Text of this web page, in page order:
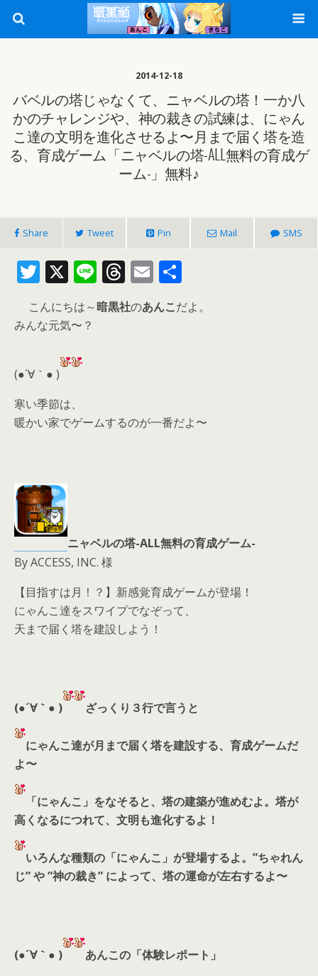
2014-12-18
バベルの塔じゃなくて、ニャベルの塔！一か八
かのチャレンジや、神の裁きの試練は、にゃん
こ達の文明を進化させるよ〜月まで届く塔を造
る、育成ゲーム「ニャベルの塔-ALL無料の育成ゲ
ーム-」無料♪
Share Tweet Pin Mail SMS
T
w
itt
er
X Li
n
e
T
h
re
E
m
ai
有
こんにちは～暗黒社のあんこだよ。
みんな元気〜？
(●´∀｀● )
寒い季節は、
暖かい家でゲームするのが一番だよ〜
ニャベルの塔-ALL無料の育成ゲーム-
By ACCESS, INC. 様
【目指すは月！？】新感覚育成ゲームが登場！
にゃんこ達をスワイプでなぞって、
天まで届く塔を建設しよう！
(●´∀｀● ) ざっくり３行で言うと
にゃんこ達が月まで届く塔を建設する、育成ゲームだ
よ〜
「にゃんこ」をなそると、塔の建築が進めむよ。塔が
高くなるにつれて、文明も進化するよ！
いろんな種類の「にゃんこ」が登場するよ。”ちゃれん
じ” や ”神の裁き” によって、塔の運命が左右するよ〜
(●´∀｀● ) あんこの「体験レポート」